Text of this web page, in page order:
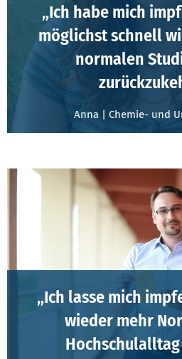
„Ich habe mich
möglichst schnell
normalen
Anna | Chemie- und
„Ich lasse mich
wieder mehr
Hochschulalltag